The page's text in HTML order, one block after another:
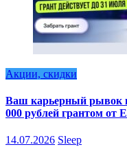
Акции, скидки
Ваш карьерный рывок в
000 рублей грантом от
14.07.2026 Sleep